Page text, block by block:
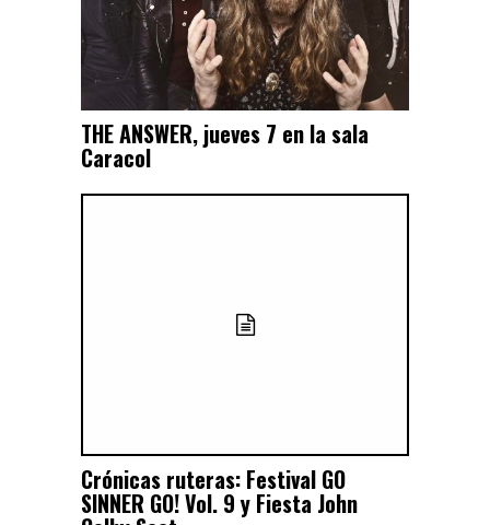
THE ANSWER, jueves 7 en la sala
Caracol
Crónicas ruteras: Festival GO
SINNER GO! Vol. 9 y Fiesta John